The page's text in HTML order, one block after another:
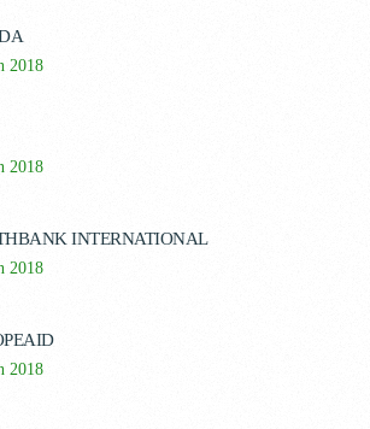
2018
2018
INTERNATIONAL
2018
2018